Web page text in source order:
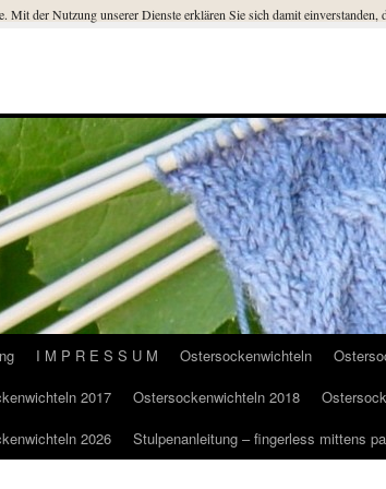
I M P R E S S U M Ostersockenwichteln
2017 Ostersockenwichteln 2018
2026 Stulpenanleitung – fingerless mittens
Mit der Nutzung unserer Dienste erklären Sie sich damit einverstanden,